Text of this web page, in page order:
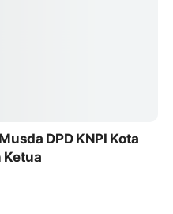
DPD KNPI Kota
Ketua